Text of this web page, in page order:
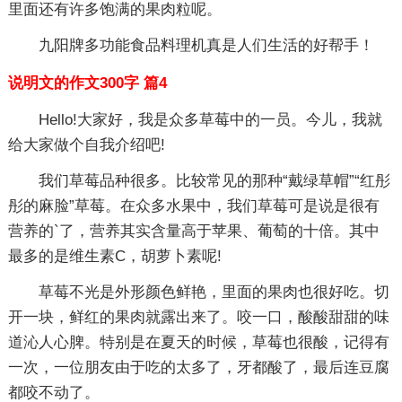
里面还有许多饱满的果肉粒呢。
九阳牌多功能食品料理机真是人们生活的好帮手！
说明文的作文300字 篇4
Hello!大家好，我是众多草莓中的一员。今儿，我就
给大家做个自我介绍吧!
我们草莓品种很多。比较常见的那种“戴绿草帽”“红彤
彤的麻脸”草莓。在众多水果中，我们草莓可是说是很有
营养的`了，营养其实含量高于苹果、葡萄的十倍。其中
最多的是维生素C，胡萝卜素呢!
草莓不光是外形颜色鲜艳，里面的果肉也很好吃。切
开一块，鲜红的果肉就露出来了。咬一口，酸酸甜甜的味
道沁人心脾。特别是在夏天的时候，草莓也很酸，记得有
一次，一位朋友由于吃的太多了，牙都酸了，最后连豆腐
都咬不动了。